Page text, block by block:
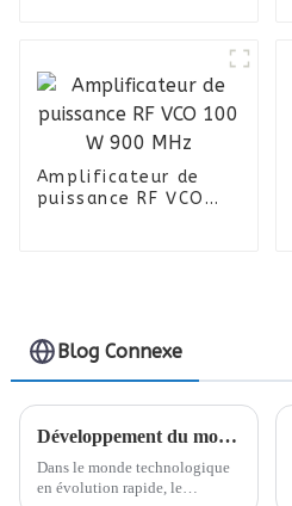
module RF 430-470
840-940 1160-1300
1550-1630 2400-
Amplificateur de
puissance RF VCO
Blog Connexe
Développement du module d'amplificateur de puissance ZD
Dans le monde technologique
en évolution rapide, le